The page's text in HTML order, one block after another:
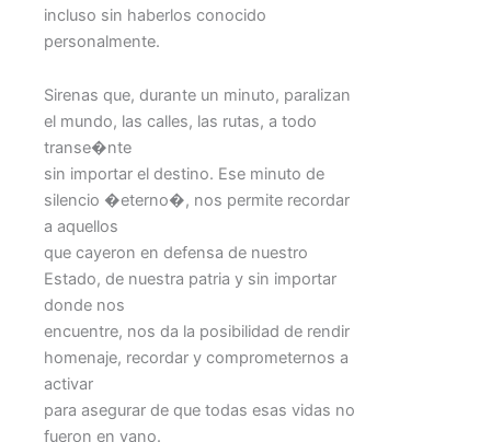
incluso sin haberlos conocido
personalmente.
Sirenas que, durante un minuto, paralizan
el mundo, las calles, las rutas, a todo
transe�nte
sin importar el destino. Ese minuto de
silencio �eterno�, nos permite recordar
a aquellos
que cayeron en defensa de nuestro
Estado, de nuestra patria y sin importar
donde nos
encuentre, nos da la posibilidad de rendir
homenaje, recordar y comprometernos a
activar
para asegurar de que todas esas vidas no
fueron en vano.